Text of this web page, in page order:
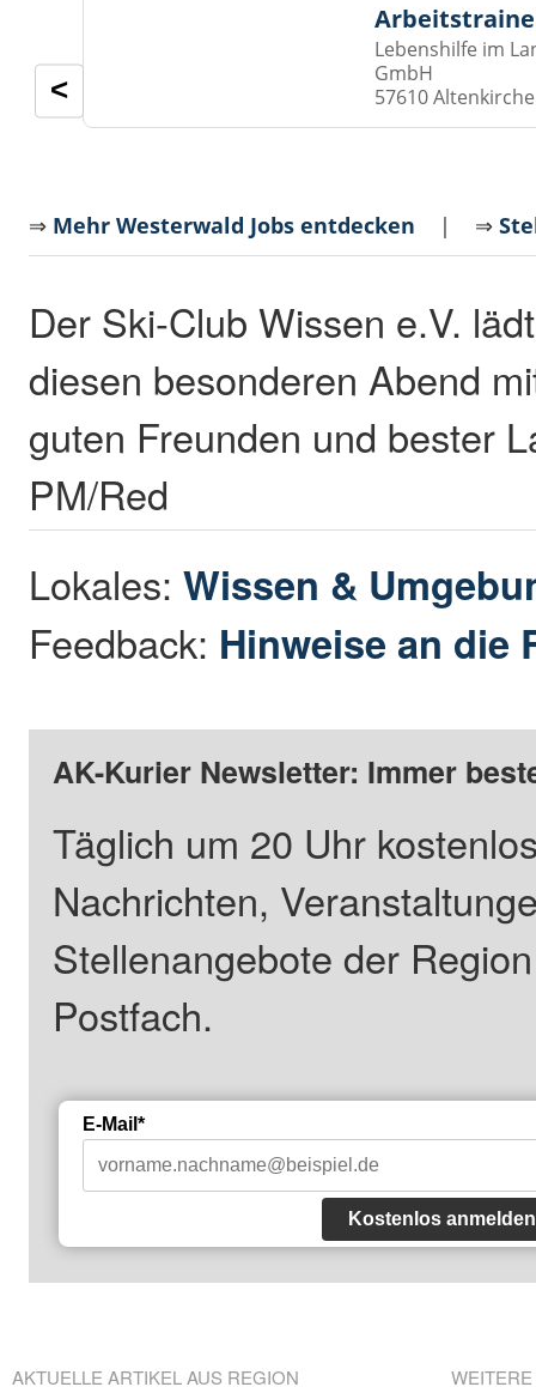
Lebenshilfe im
GmbH
57610
<
⇒ Mehr Westerwald Jobs entdecken | ⇒
Der Ski-Club Wissen e.V.
diesen besonderen Abend
guten Freunden und bester
PM/Red
Lokales:Wissen &
Feedback: Hinweise an die
AK-Kurier Newsletter: Immer
Täglich um 20 Uhr
Nachrichten,
Stellenangebote der
Postfach.
E-Mail*
Kostenlos anmelden
AKTUELLE ARTIKEL AUS REGION